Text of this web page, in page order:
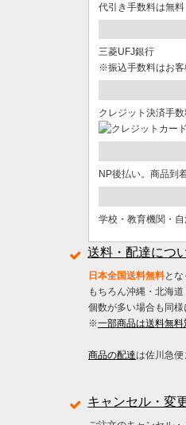
代引き手数料は無料
三菱UFJ銀行
※振込手数料はお客
クレジット決済手
NP後払い。商品到
学校・教育機関・
送料・配達につ
日本全国送料無料とな
もちろん沖縄・北海道
個数が多い場合も同様
※一部商品は送料無料
商品の配達は佐川急便
キャンセル・変